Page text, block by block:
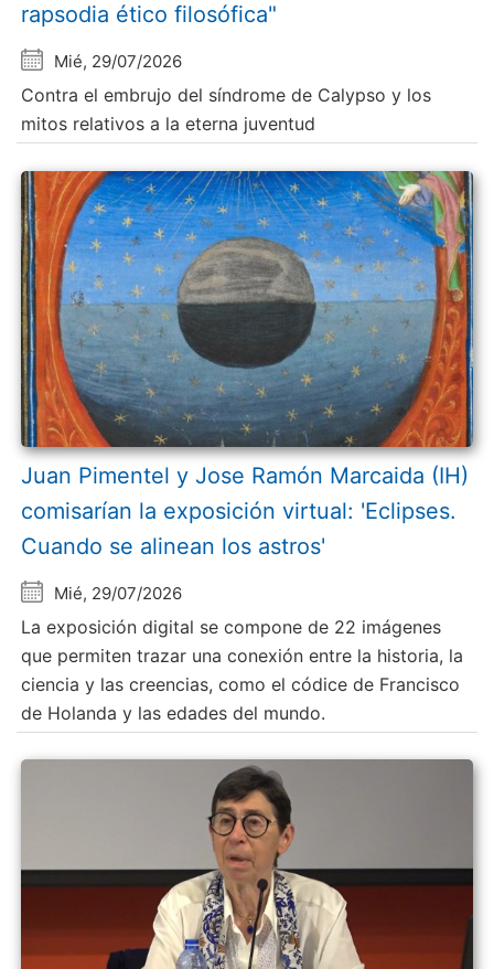
rapsodia ético filosófica"
Mié, 29/07/2026
Contra el embrujo del síndrome de Calypso y los
mitos relativos a la eterna juventud
Juan Pimentel y Jose Ramón Marcaida (IH)
comisarían la exposición virtual: 'Eclipses.
Cuando se alinean los astros'
Mié, 29/07/2026
La exposición digital se compone de 22 imágenes
que permiten trazar una conexión entre la historia, la
ciencia y las creencias, como el códice de Francisco
de Holanda y las edades del mundo.